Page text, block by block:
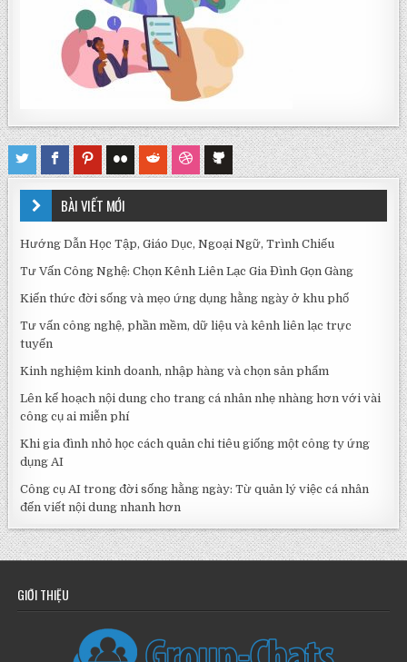
BÀI VIẾT MỚI
Hướng Dẫn Học Tập, Giáo Dục, Ngoại Ngữ, Trình Chiếu
Tư Vấn Công Nghệ: Chọn Kênh Liên Lạc Gia Đình Gọn Gàng
Kiến thức đời sống và mẹo ứng dụng hằng ngày ở khu phố
Tư vấn công nghệ, phần mềm, dữ liệu và kênh liên lạc trực
tuyến
Kinh nghiệm kinh doanh, nhập hàng và chọn sản phẩm
Lên kế hoạch nội dung cho trang cá nhân nhẹ nhàng hơn với vài
công cụ ai miễn phí
Khi gia đình nhỏ học cách quản chi tiêu giống một công ty ứng
dụng AI
Công cụ AI trong đời sống hằng ngày: Từ quản lý việc cá nhân
đến viết nội dung nhanh hơn
GIỚI THIỆU